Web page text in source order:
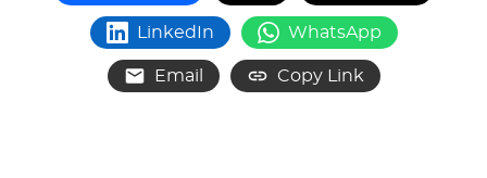
LinkedIn WhatsApp
Email Copy Link